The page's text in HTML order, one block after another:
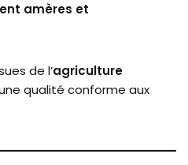
amères et
de l’agriculture
qualité conforme aux